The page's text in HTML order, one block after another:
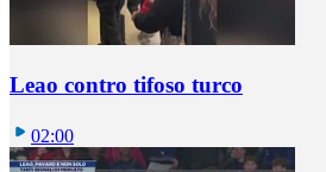
Leao contro tifoso turco
02:00